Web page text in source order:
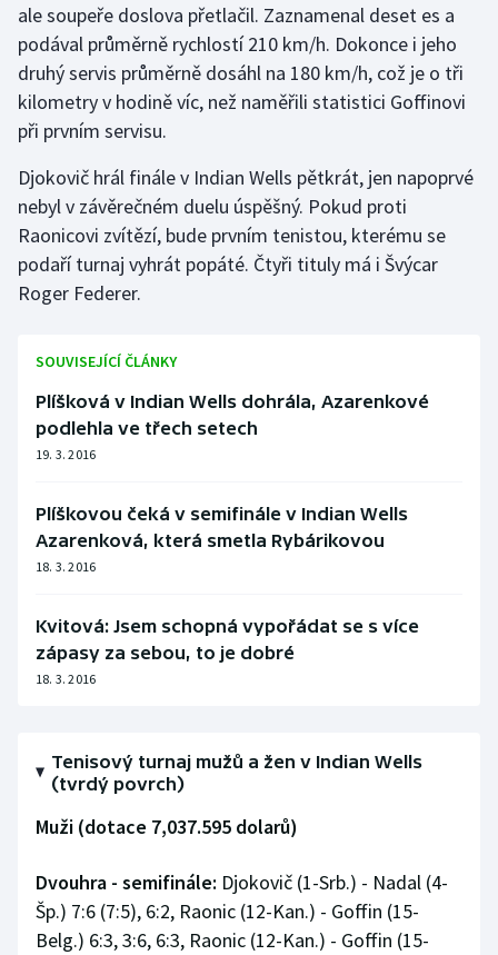
Judo
Krasobruslení
Lezení
Lyže a snowboard
Moderní pětiboj
Motorsport
Parasport
Plavání
Plážový volejbal
Ragby
Rychlostní kanoistika
Sportovní střelba
Stolní tenis
Triatlon
Veslování
ale soupeře doslova přetlačil. Zaznamenal deset es a
podával průměrně rychlostí 210 km/h. Dokonce i jeho
druhý servis průměrně dosáhl na 180 km/h, což je o tři
kilometry v hodině víc, než naměřili statistici Goffinovi
při prvním servisu.
Djokovič hrál finále v Indian Wells pětkrát, jen napoprvé
nebyl v závěrečném duelu úspěšný. Pokud proti
Raonicovi zvítězí, bude prvním tenistou, kterému se
podaří turnaj vyhrát popáté. Čtyři tituly má i Švýcar
Roger Federer.
SOUVISEJÍCÍ ČLÁNKY
Plíšková v Indian Wells dohrála, Azarenkové
podlehla ve třech setech
19. 3. 2016
Plíškovou čeká v semifinále v Indian Wells
Azarenková, která smetla Rybárikovou
18. 3. 2016
Kvitová: Jsem schopná vypořádat se s více
zápasy za sebou, to je dobré
18. 3. 2016
Tenisový turnaj mužů a žen v Indian Wells
(tvrdý povrch)
Muži (dotace 7,037.595 dolarů)
Dvouhra - semifinále: Djokovič (1-Srb.) - Nadal (4-
Šp.) 7:6 (7:5), 6:2, Raonic (12-Kan.) - Goffin (15-
Belg.) 6:3, 3:6, 6:3, Raonic (12-Kan.) - Goffin (15-